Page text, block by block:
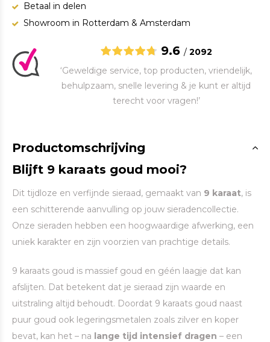
Betaal in delen
Showroom in Rotterdam & Amsterdam
9.6 / 2092
‘Geweldige service, top producten, vriendelijk,
behulpzaam, snelle levering & je kunt er altijd
terecht voor vragen!’
Productomschrijving
Blijft 9 karaats goud mooi?
Dit tijdloze en verfijnde sieraad, gemaakt van 9 karaat, is
een schitterende aanvulling op jouw sieradencollectie.
Onze sieraden hebben een hoogwaardige afwerking, een
uniek karakter en zijn voorzien van prachtige details.
9 karaats goud is massief goud en géén laagje dat kan
afslijten. Dat betekent dat je sieraad zijn waarde en
uitstraling altijd behoudt. Doordat 9 karaats goud naast
puur goud ook legeringsmetalen zoals zilver en koper
bevat, kan het – na lange tijd intensief dragen – een